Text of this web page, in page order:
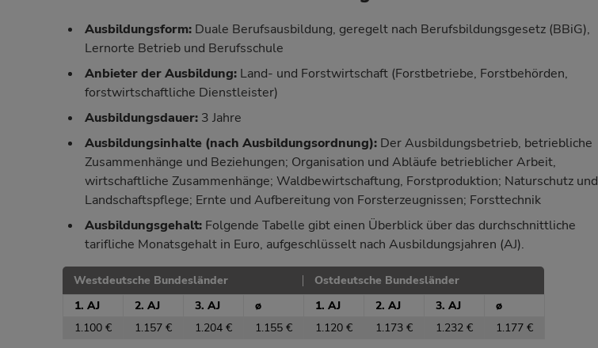
Ausbildungsform:Duale Berufsausbildung, geregelt nach Berufsbildungsgesetz (BBiG),
Lernorte Betrieb und Berufsschule
Anbieter der Ausbildung:Land- und Forstwirtschaft (Forstbetriebe, Forstbehörden,
forstwirtschaftliche Dienstleister)
Ausbildungsdauer:3 Jahre
Ausbildungsinhalte (nach Ausbildungsordnung):Der Ausbildungsbetrieb, betriebliche
Zusammenhänge und Beziehungen; Organisation und Abläufe betrieblicher Arbeit,
wirtschaftliche Zusammenhänge; Waldbewirtschaftung, Forstproduktion; Naturschutz und
Landschaftspflege; Ernte und Aufbereitung von Forsterzeugnissen; Forsttechnik
Ausbildungsgehalt:Folgende Tabelle gibt einen Überblick über das durchschnittliche
tarifliche Monatsgehalt in Euro, aufgeschlüsselt nach Ausbildungsjahren (AJ).
Westdeutsche Bundesländer
Ostdeutsche Bundesländer
1. AJ
2. AJ 3. AJ ø 1. AJ 2. AJ 3. AJ
ø
1.100 €
1.157 € 1.204 € 1.155 € 1.120 € 1.173 € 1.232 € 1.177 €